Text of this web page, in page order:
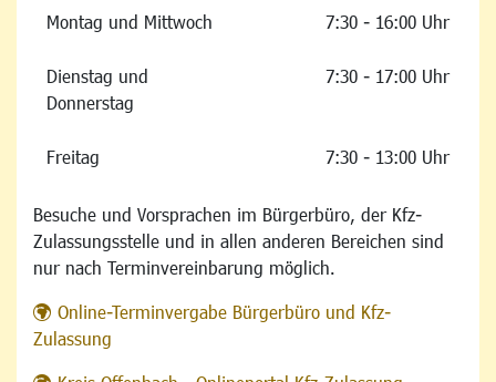
Montag und Mittwoch 7:30 - 16:00 Uhr
Dienstag und
Donnerstag
7:30 - 17:00 Uhr
Freitag 7:30 - 13:00 Uhr
Besuche und Vorsprachen im Bürgerbüro, der Kfz-
Zulassungsstelle und in allen anderen Bereichen sind
nur nach Terminvereinbarung möglich.
Online-Terminvergabe Bürgerbüro und Kfz-
Zulassung